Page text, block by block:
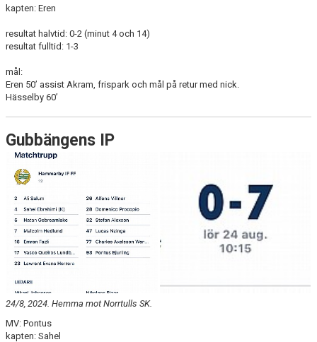
kapten: Eren
resultat halvtid: 0-2 (minut 4 och 14)
resultat fulltid: 1-3
mål:
Eren 50’ assist Akram, frispark och mål på retur med nick.
Hässelby 60’
Gubbängens IP
24/8, 2024. Hemma mot Norrtulls SK.
MV: Pontus
kapten: Sahel